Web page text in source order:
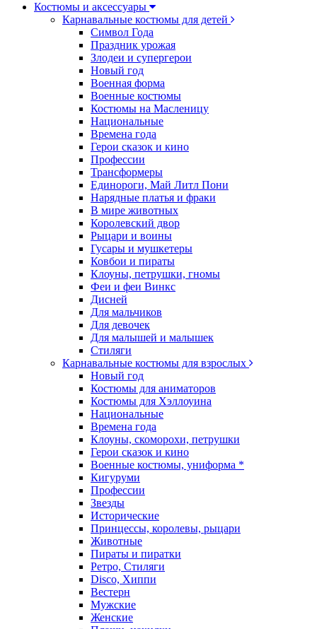
Костюмы и аксессуары
Карнавальные костюмы для детей
Символ Года
Праздник урожая
Злодеи и супергерои
Новый год
Военная форма
Военные костюмы
Костюмы на Масленицу
Национальные
Времена года
Герои сказок и кино
Профессии
Трансформеры
Единороги, Май Литл Пони
Нарядные платья и фраки
В мире животных
Королевский двор
Рыцари и воины
Гусары и мушкетеры
Ковбои и пираты
Клоуны, петрушки, гномы
Феи и феи Винкс
Дисней
Для мальчиков
Для девочек
Для малышей и малышек
Стиляги
Карнавальные костюмы для взрослых
Новый год
Костюмы для аниматоров
Костюмы для Хэллоуина
Национальные
Времена года
Клоуны, скоморохи, петрушки
Герои сказок и кино
Военные костюмы, униформа *
Кигуруми
Профессии
Звезды
Исторические
Принцессы, королевы, рыцари
Животные
Пираты и пиратки
Ретро, Стиляги
Disco, Хиппи
Вестерн
Мужские
Женские